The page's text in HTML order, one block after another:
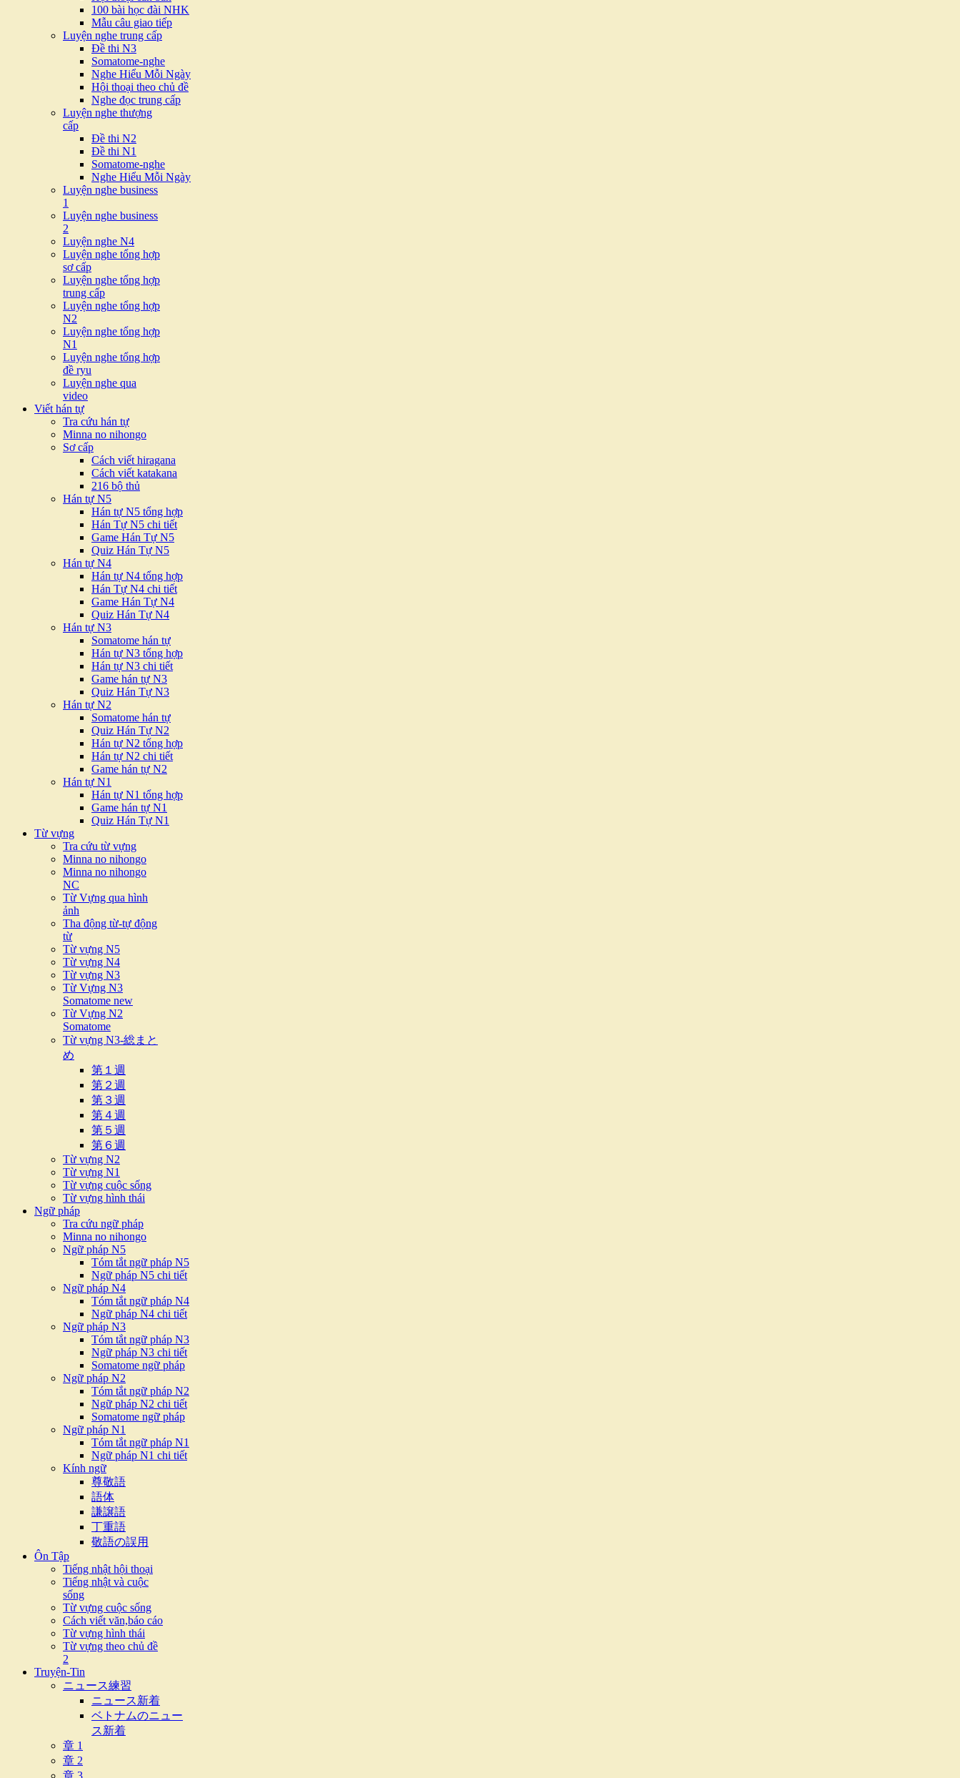
100 bài học đài NHK
Mẫu câu giao tiếp
Luyện nghe trung cấp
Đề thi N3
Somatome-nghe
Nghe Hiểu Mỗi Ngày
Hội thoại theo chủ đề
Nghe đọc trung cấp
Luyện nghe thượng
cấp
Đề thi N2
Đề thi N1
Somatome-nghe
Nghe Hiểu Mỗi Ngày
Luyện nghe business
1
Luyện nghe business
2
Luyện nghe N4
Luyện nghe tổng hợp
sơ cấp
Luyện nghe tổng hợp
trung cấp
Luyện nghe tổng hợp
N2
Luyện nghe tổng hợp
N1
Luyện nghe tổng hợp
đề ryu
Luyện nghe qua
video
Viết hán tự
Tra cứu hán tự
Minna no nihongo
Sơ cấp
Cách viết hiragana
Cách viết katakana
216 bộ thủ
Hán tự N5
Hán tự N5 tổng hợp
Hán Tự N5 chi tiết
Game Hán Tự N5
Quiz Hán Tự N5
Hán tự N4
Hán tự N4 tổng hợp
Hán Tự N4 chi tiết
Game Hán Tự N4
Quiz Hán Tự N4
Hán tự N3
Somatome hán tự
Hán tự N3 tổng hợp
Hán tự N3 chi tiết
Game hán tự N3
Quiz Hán Tự N3
Hán tự N2
Somatome hán tự
Quiz Hán Tự N2
Hán tự N2 tổng hợp
Hán tự N2 chi tiết
Game hán tự N2
Hán tự N1
Hán tự N1 tổng hợp
Game hán tự N1
Quiz Hán Tự N1
Từ vựng
Tra cứu từ vựng
Minna no nihongo
Minna no nihongo
NC
Từ Vựng qua hình
ảnh
Tha động từ-tự động
từ
Từ vựng N5
Từ vựng N4
Từ vựng N3
Từ Vựng N3
Somatome new
Từ Vựng N2
Somatome
Từ vựng N3-総まと
め
第１週
第２週
第３週
第４週
第５週
第６週
Từ vựng N2
Từ vựng N1
Từ vựng cuộc sống
Từ vựng hình thái
Ngữ pháp
Tra cứu ngữ pháp
Minna no nihongo
Ngữ pháp N5
Tóm tắt ngữ pháp N5
Ngữ pháp N5 chi tiết
Ngữ pháp N4
Tóm tắt ngữ pháp N4
Ngữ pháp N4 chi tiết
Ngữ pháp N3
Tóm tắt ngữ pháp N3
Ngữ pháp N3 chi tiết
Somatome ngữ pháp
Ngữ pháp N2
Tóm tắt ngữ pháp N2
Ngữ pháp N2 chi tiết
Somatome ngữ pháp
Ngữ pháp N1
Tóm tắt ngữ pháp N1
Ngữ pháp N1 chi tiết
Kính ngữ
尊敬語
語体
謙譲語
丁重語
敬語の誤用
Ôn Tập
Tiếng nhật hội thoại
Tiếng nhật và cuộc
sống
Từ vựng cuộc sống
Cách viết văn,báo cáo
Từ vựng hình thái
Từ vựng theo chủ đề
2
Truyện-Tin
ニュース練習
ニュース新着
ベトナムのニュー
ス新着
章 1
章 2
章 3